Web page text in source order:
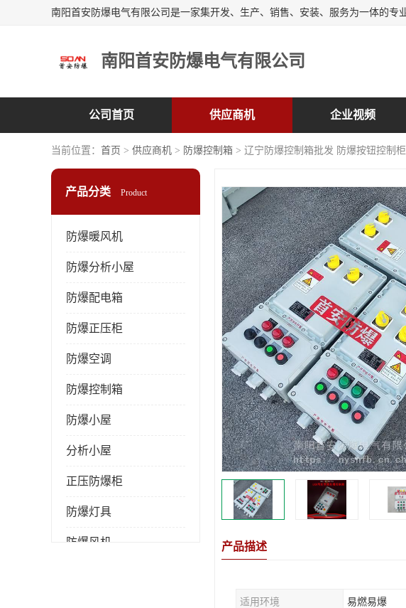
南阳首安防爆电气有限公司
公司首页 供应商机 企业视频
当前位置： 首页 > 供应商机 > 防爆控制箱 > 辽宁防爆控制箱批发 防爆按钮控制柜
产品分类 Product
防爆暖风机
防爆分析小屋
防爆配电箱
防爆正压柜
防爆空调
防爆控制箱
防爆小屋
分析小屋
正压防爆柜
防爆灯具
防爆风机 产品描述
适用环境 易燃易爆